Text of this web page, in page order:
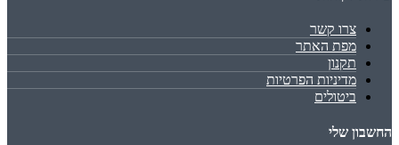
צרו קשר
מפת האתר
תקנון
מדיניות הפרטיות
ביטולים
החשבון שלי